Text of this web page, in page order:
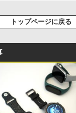
トップページに戻る